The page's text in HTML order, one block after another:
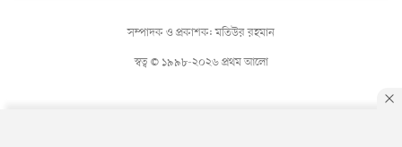
স্বত্ব © ১৯৯৮-২০২৬ প্রথম আলো
সম্পাদক ও প্রকাশক: মতিউর রহমান